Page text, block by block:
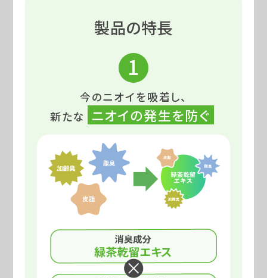
製品の特長
1
今のニオイを吸着し、
新たな
ニオイの発生を防ぐ